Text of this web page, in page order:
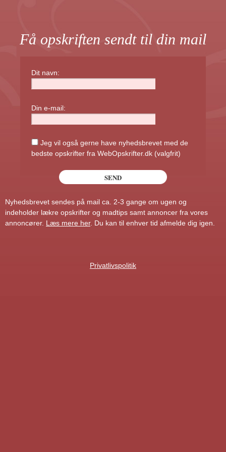
Få opskriften sendt til din mail
Dit navn:
Din e-mail:
Jeg vil også gerne have nyhedsbrevet med de
bedste opskrifter fra WebOpskrifter.dk (valgfrit)
Nyhedsbrevet sendes på mail ca. 2-3 gange om ugen og
indeholder lækre opskrifter og madtips samt annoncer fra vores
annoncører. Læs mere her. Du kan til enhver tid afmelde dig igen.
Privatlivspolitik